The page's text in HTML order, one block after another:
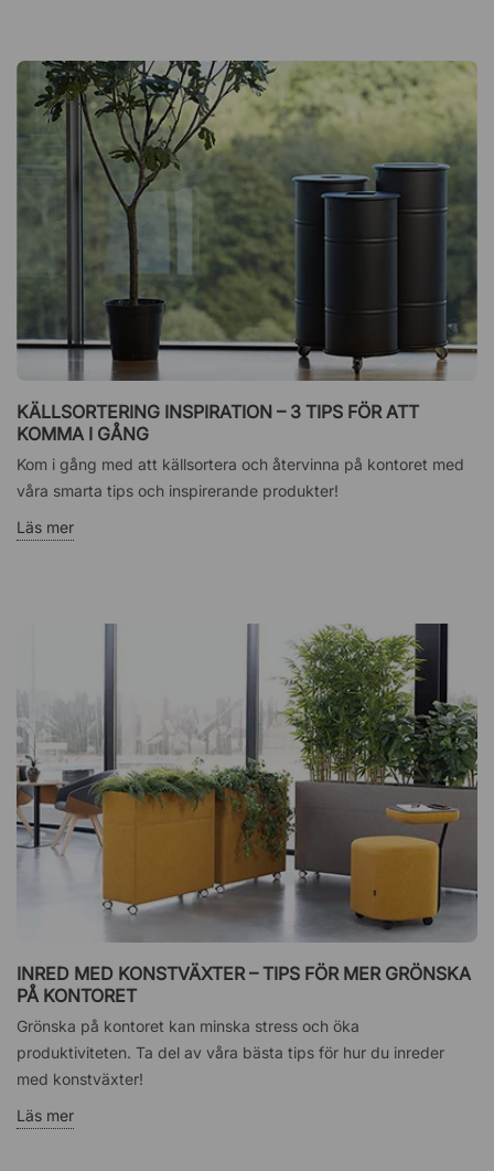
KÄLLSORTERING INSPIRATION – 3 TIPS FÖR ATT
KOMMA I GÅNG
Kom i gång med att källsortera och återvinna på kontoret med
våra smarta tips och inspirerande produkter!
Läs mer
INRED MED KONSTVÄXTER – TIPS FÖR MER GRÖNSKA
PÅ KONTORET
Grönska på kontoret kan minska stress och öka
produktiviteten. Ta del av våra bästa tips för hur du inreder
med konstväxter!
Läs mer